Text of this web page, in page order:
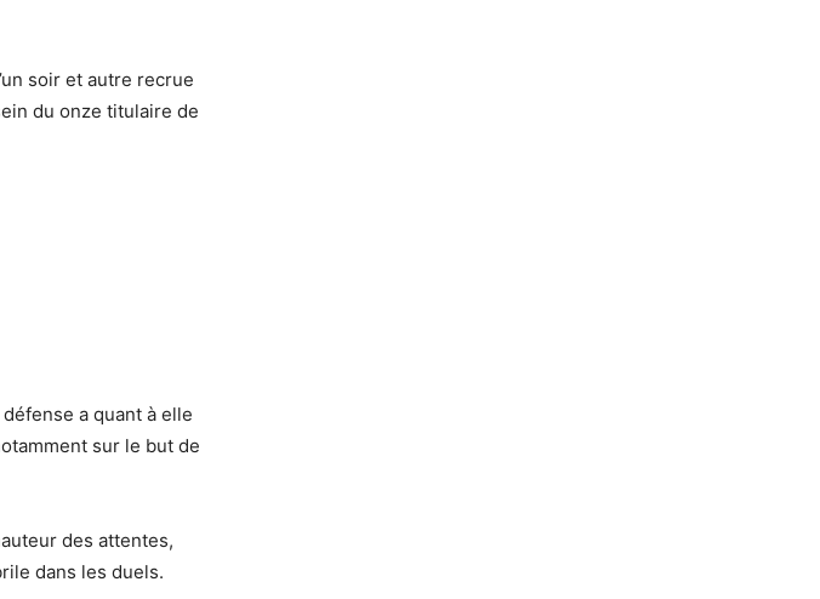
soir et autre recrue
du onze titulaire de
a quant à elle
sur le but de
des attentes,
dans les duels.